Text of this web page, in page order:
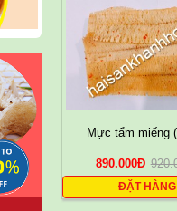
Mực tẩm miếng
890.000Đ
ĐẶT HÀNG